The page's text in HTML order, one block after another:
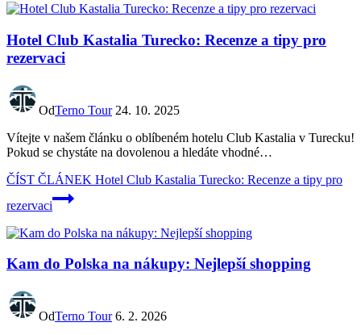
Hotel Club Kastalia Turecko: Recenze a tipy pro
rezervaci
OdTerno Tour 24. 10. 2025
Vítejte v našem článku o oblíbeném hotelu Club Kastalia v Turecku!
Pokud se chystáte na dovolenou a hledáte vhodné…
ČÍST ČLÁNEK Hotel Club Kastalia Turecko: Recenze a tipy pro
rezervaci
Kam do Polska na nákupy: Nejlepší shopping
OdTerno Tour 6. 2. 2026